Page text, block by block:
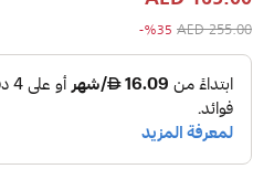
Price reduced from
255.00 AED
to 165.00 AED
%35-